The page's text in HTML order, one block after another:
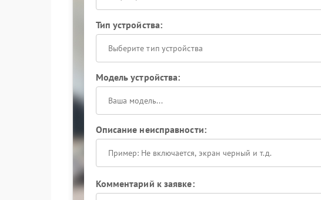
Тип устройства:
Выберите тип устройства
Модель устройства:
Описание неисправности:
Комментарий к заявке: